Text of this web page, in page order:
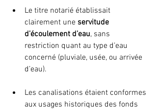
Le titre notarié établissait
clairement une servitude
d’écoulement d’eau, sans
restriction quant au type d’eau
concerné (pluviale, usée, ou arrivée
d’eau).
Les canalisations étaient conformes
aux usages historiques des fonds